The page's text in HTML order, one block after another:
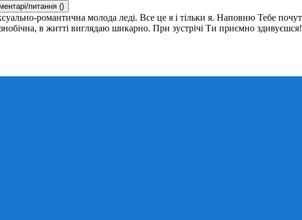
питання ()
романтична молода леді. Все це я і тільки я. Наповню Тебе
в житті виглядаю шикарно. При зустрічі Ти приємно